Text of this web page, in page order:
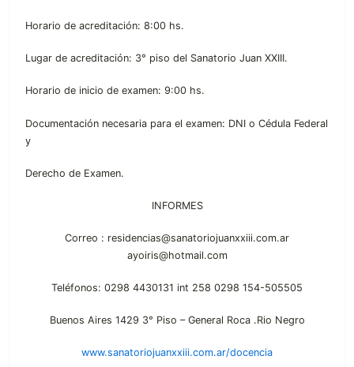
Horario de acreditación: 8:00 hs.
Lugar de acreditación: 3° piso del Sanatorio Juan XXIII.
Horario de inicio de examen: 9:00 hs.
Documentación necesaria para el examen: DNI o Cédula Federal
y
Derecho de Examen.
INFORMES
Correo : residencias@sanatoriojuanxxiii.com.ar
ayoiris@hotmail.com
Teléfonos: 0298 4430131 int 258 0298 154-505505
Buenos Aires 1429 3° Piso – General Roca .Rio Negro
www.sanatoriojuanxxiii.com.ar/docencia